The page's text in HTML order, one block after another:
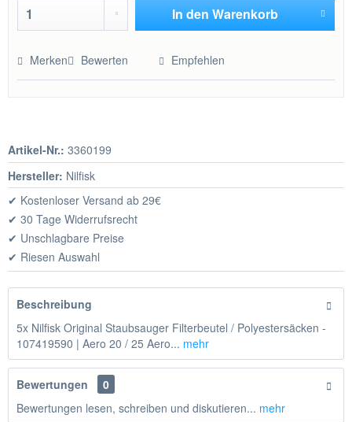
In den Warenkorb
Merken Bewerten Empfehlen
Artikel-Nr.: 3360199
Hersteller: Nilfisk
✔ Kostenloser Versand ab 29€
✔ 30 Tage Widerrufsrecht
✔ Unschlagbare Preise
✔ Riesen Auswahl
Beschreibung
5x Nilfisk Original Staubsauger Filterbeutel / Polyestersäcken -
107419590 | Aero 20 / 25 Aero... mehr
Bewertungen
0
Bewertungen lesen, schreiben und diskutieren... mehr